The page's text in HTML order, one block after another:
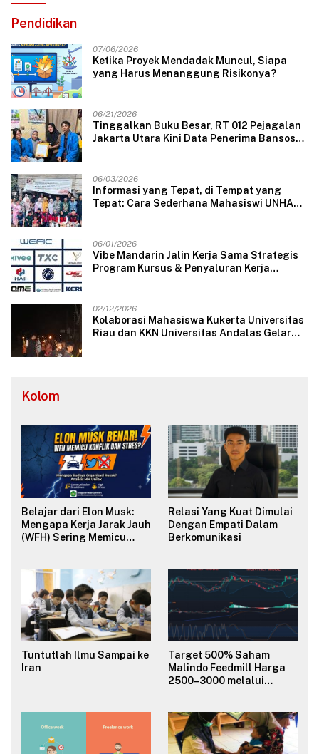
Pendidikan
07/06/2026
Ketika Proyek Mendadak Muncul, Siapa
yang Harus Menanggung Risikonya?
06/21/2026
Tinggalkan Buku Besar, RT 012 Pejagalan
Jakarta Utara Kini Data Penerima Bansos
06/03/2026
Informasi yang Tepat, di Tempat yang
Tepat: Cara Sederhana Mahasiswi UNHAS
06/01/2026
Vibe Mandarin Jalin Kerja Sama Strategis
Program Kursus & Penyaluran Kerja
02/12/2026
Kolaborasi Mahasiswa Kukerta Universitas
Riau dan KKN Universitas Andalas Gelar
Kolom
Belajar dari Elon Musk:
Mengapa Kerja Jarak Jauh
(WFH) Sering Memicu
Relasi Yang Kuat Dimulai
Dengan Empati Dalam
Berkomunikasi
Tuntutlah Ilmu Sampai ke
Iran
Target 500% Saham
Malindo Feedmill Harga
2500–3000 melalui